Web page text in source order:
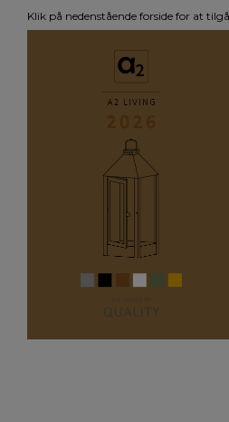
Klik på nedenstående forside for at